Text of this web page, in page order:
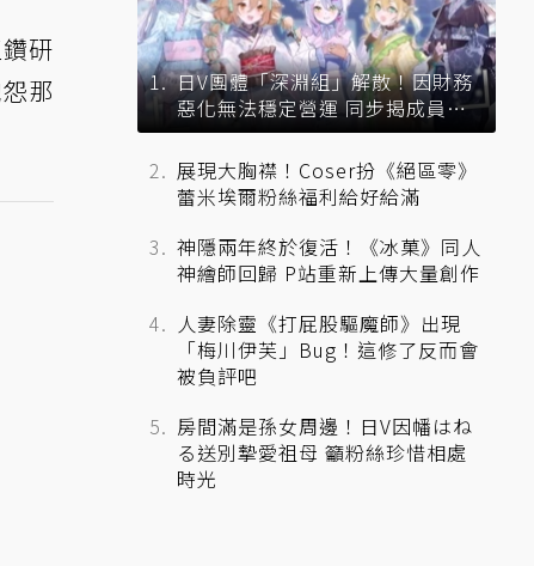
研
那
日V團體「深淵組」解散！因財務
惡化無法穩定營運 同步揭成員未
來去向
展現大胸襟！Coser扮《絕區零》
蕾米埃爾粉絲福利給好給滿
神隱兩年終於復活！《冰菓》同人
神繪師回歸 P站重新上傳大量創作
人妻除靈《打屁股驅魔師》出現
「梅川伊芙」Bug！這修了反而會
被負評吧
房間滿是孫女周邊！日V因幡はね
る送別摯愛祖母 籲粉絲珍惜相處
時光